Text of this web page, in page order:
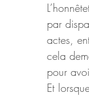
par
actes,
cela
pour
Et